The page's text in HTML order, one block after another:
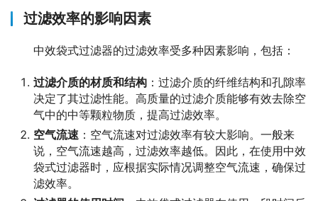
过滤效率的影响因素
中效袋式过滤器的过滤效率受多种因素影响，包括：
过滤介质的材质和结构 ：过滤介质的纤维结构和孔隙率
决定了其过滤性能。高质量的过滤介质能够有效去除空
气中的中等颗粒物质，提高过滤效率。
空气流速 ：空气流速对过滤效率有较大影响。一般来
说，空气流速越高，过滤效率越低。因此，在使用中效
袋式过滤器时，应根据实际情况调整空气流速，确保过
滤效率。